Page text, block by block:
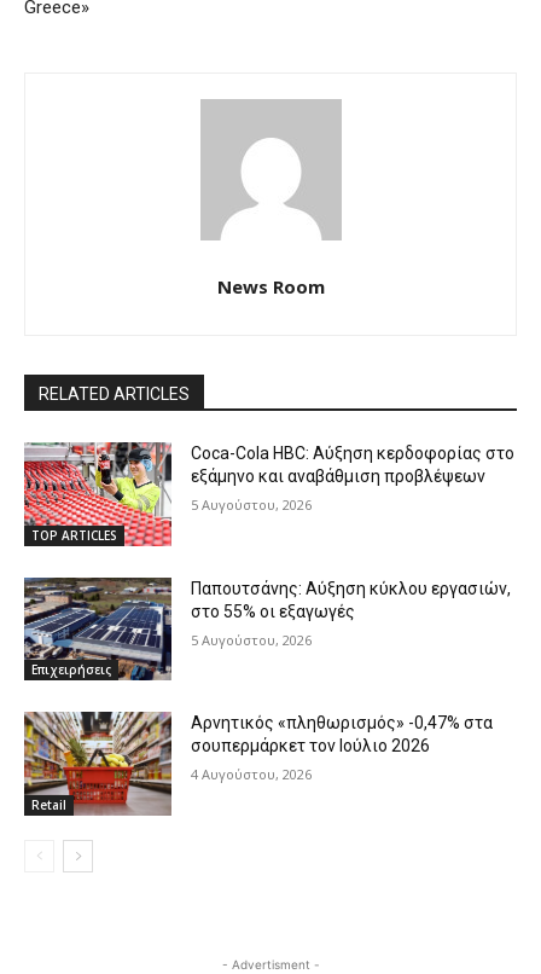
Greece»
News Room
RELATED ARTICLES
TOP ARTICLES
Coca-Cola HBC: Αύξηση κερδοφορίας στο
εξάμηνο και αναβάθμιση προβλέψεων
5 Αυγούστου, 2026
Επιχειρήσεις
Παπουτσάνης: Αύξηση κύκλου εργασιών,
στο 55% οι εξαγωγές
5 Αυγούστου, 2026
Retail
Αρνητικός «πληθωρισμός» -0,47% στα
σουπερμάρκετ τον Ιούλιο 2026
4 Αυγούστου, 2026
- Advertisment -